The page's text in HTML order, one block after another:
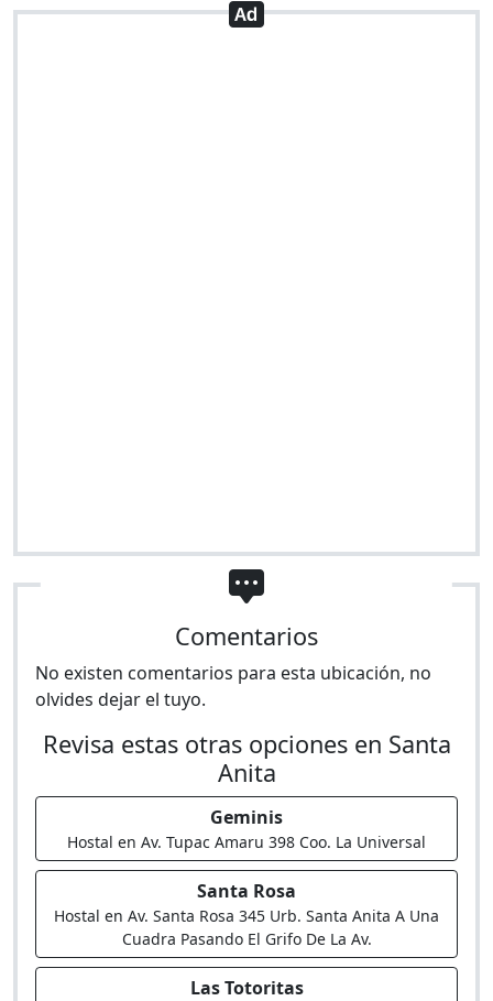
Comentarios
No existen comentarios para esta ubicación, no
olvides dejar el tuyo.
Revisa estas otras opciones en Santa
Anita
Geminis
Hostal en Av. Tupac Amaru 398 Coo. La Universal
Santa Rosa
Hostal en Av. Santa Rosa 345 Urb. Santa Anita A Una
Cuadra Pasando El Grifo De La Av.
Las Totoritas